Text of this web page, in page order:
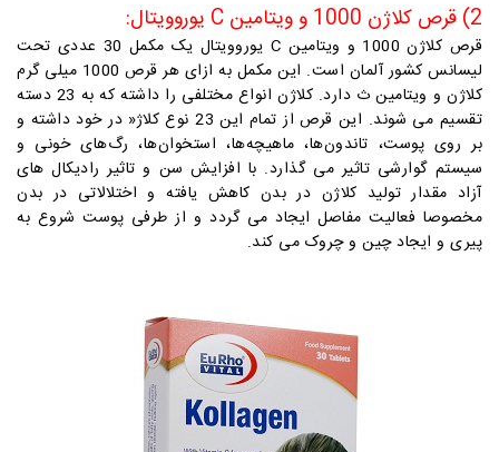
2) قرص کلاژن 1000 و ویتامین C یوروویتال:
قرص کلاژن 1000 و ویتام
ین C یوروویتال یک مکمل 30 عددی تحت
لیسانس کشور آلمان است. این مکمل به ازای هر قرص 1000 میلی گرم
کلاژن و ویتامین ث دارد. کلاژن انواع مختلفی را داشته که به 23 دسته
تقسیم می شوند. این قرص از تمام این 23 نوع کلاژ« در خود داشته و
بر روی پوست، تاندون‌ها، ماهیچه‌ها، استخوان‌ها، رگ‌های خونی و
سیستم گوارشی تاثیر می گذارد. با افزایش سن و تاثیر رادیکال های
آزاد مقدار تولید کلاژن در بدن کاهش یافته و اختلالاتی در بدن
مخصوصا فعالیت مفاصل ایجاد می گردد و از طرفی پوست شروع به
پیری و ایجاد چین و چروک می کند.